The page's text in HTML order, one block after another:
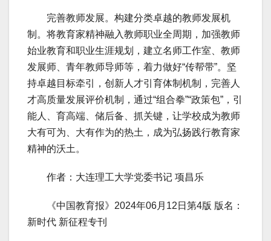
完善教师发展。构建分类卓越的教师发展机
制。将教育家精神融入教师职业全周期，加强教师
始业教育和职业生涯规划，建立名师工作室、教师
发展师、青年教师导师等，着力做好“传帮带”。坚
持卓越目标牵引，创新人才引育体制机制，完善人
才高质量发展评价机制，通过“组合拳”“政策包”，引
能人、育高端、储后备、抓关键，让学校成为教师
大有可为、大有作为的热土，成为弘扬践行教育家
精神的沃土。
作者：大连理工大学党委书记 项昌乐
《中国教育报》2024年06月12日第4版 版名：
新时代 新征程专刊